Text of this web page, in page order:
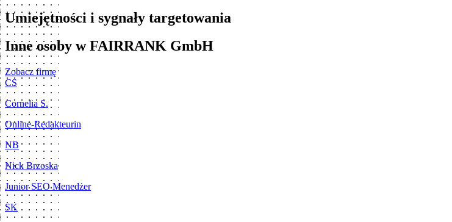
Umiejętności i sygnały targetowania
Inne osoby w FAIRRANK GmbH
Zobacz firmę
CS
Cornelia S.
Online-Redakteurin
NB
Nick Brzoska
Junior SEO Menedżer
SK